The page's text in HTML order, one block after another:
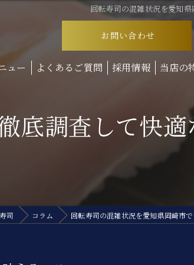
回転寿司の混雑状況を愛知
お問い合わせ
ュー よくあるご質問 採用情報 当店の
ランチ
ディナ
回転寿
底調査して快
司 コラム 回転寿司の混雑状況を愛知県岡崎市